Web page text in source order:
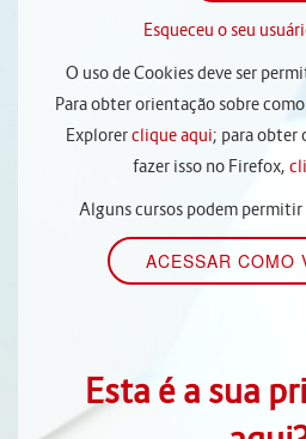
Esqueceu o seu
O uso de Cookies deve ser
Para obter orientação sobre
Explorerclique aqui; para obter
fazer isso no Firefox,
Alguns cursos podem permitir
Esta é a sua